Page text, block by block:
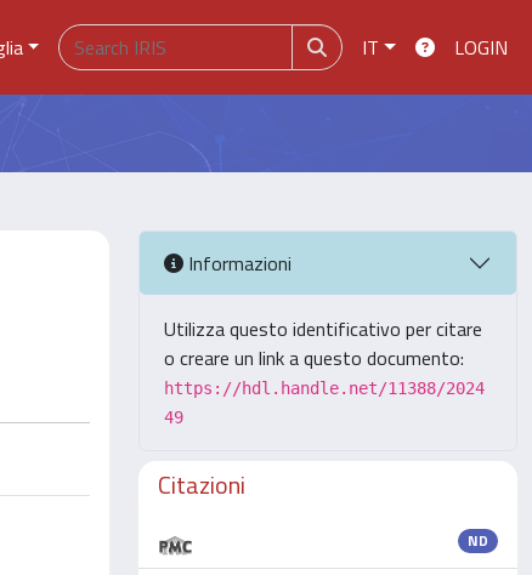
IT LOGIN
Informazioni
Utilizza questo identificativo per citare
o creare un link a questo documento:
https://hdl.handle.net/11388/2024
49
Citazioni
ND